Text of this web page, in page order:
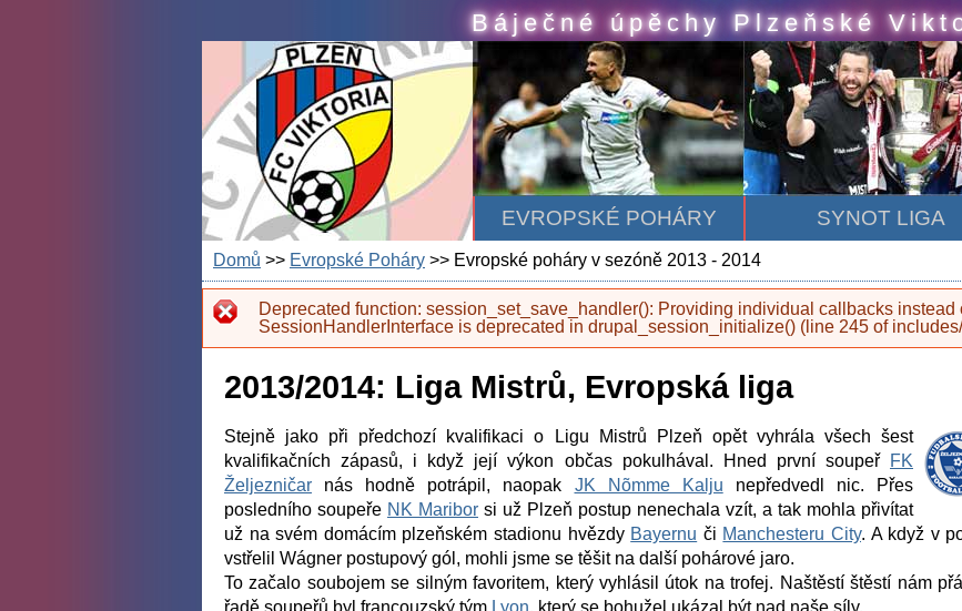
Báječné úpěchy Plzeňské
EVROPSKÉ POHÁRY SYNOT LIGA
Domů >> Evropské Poháry >> Evropské poháry v sezóně 2013 - 2014
Error message
Deprecated function: session_set_save_handler(): Providing individual callbacks instead
SessionHandlerInterface is deprecated in drupal_session_initialize() (line 245 of
2013/2014: Liga Mistrů, Evropská liga
Stejně jako při předchozí kvalifikaci o Ligu Mistrů Plzeň opět vyhrála všech šest
kvalifikačních zápasů, i když její výkon občas pokulhával. Hned první soupeř
FK
Željezničar nás hodně potrápil, naopak JK Nõmme Kalju nepředvedl nic. Přes
posledního soupeře NK Maribor si už Plzeň postup nenechala vzít, a tak mohla přivítat
už na svém domácím plzeňském stadionu hvězdy Bayernu či Manchesteru City. A když v
vstřelil Wágner postupový gól, mohli jsme se těšit na další pohárové jaro.
To začalo soubojem se silným favoritem, který vyhlásil útok na trofej. Naštěstí štěstí nám
řadě soupeřů byl francouzský tým Lyon, který se bohužel ukázal být nad naše síly.